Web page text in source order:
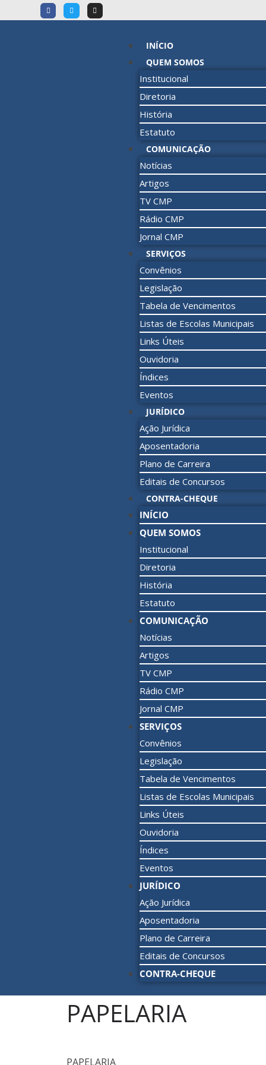
INÍCIO
QUEM SOMOS
Institucional
Diretoria
História
Estatuto
COMUNICAÇÃO
Notícias
Artigos
TV CMP
Rádio CMP
Jornal CMP
SERVIÇOS
Convênios
Legislação
Tabela de Vencimentos
Listas de Escolas Municipais
Links Úteis
Ouvidoria
Índices
Eventos
JURÍDICO
Ação Jurídica
Aposentadoria
Plano de Carreira
Editais de Concursos
CONTRA-CHEQUE
INÍCIO
QUEM SOMOS
Institucional
Diretoria
História
Estatuto
COMUNICAÇÃO
Notícias
Artigos
TV CMP
Rádio CMP
Jornal CMP
SERVIÇOS
Convênios
Legislação
Tabela de Vencimentos
Listas de Escolas Municipais
Links Úteis
Ouvidoria
Índices
Eventos
JURÍDICO
Ação Jurídica
Aposentadoria
Plano de Carreira
Editais de Concursos
CONTRA-CHEQUE
PAPELARIA
PAPELARIA